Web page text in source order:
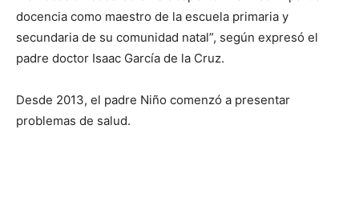
docencia como maestro de la escuela primaria y
secundaria de su comunidad natal”, según expresó el
padre doctor Isaac García de la Cruz.
Desde 2013, el padre Niño co­menzó a presentar
problemas de salud.